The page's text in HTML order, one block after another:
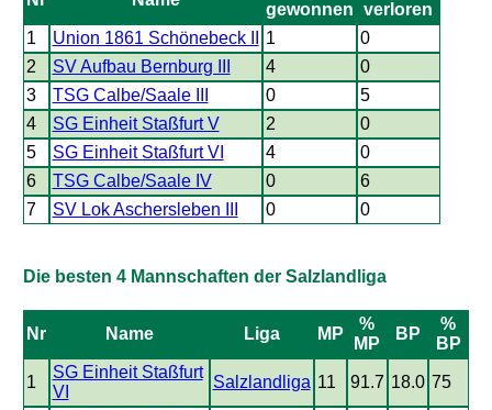
gewonnen
verloren
1
Union 1861 Schönebeck II 1
0
2
SV Aufbau Bernburg III 4
0
3
TSG Calbe/Saale III 0
5
4
SG Einheit Staßfurt V 2
0
5
SG Einheit Staßfurt VI 4
0
6
TSG Calbe/Saale IV 0
6
7
SV Lok Aschersleben III 0 0
Die besten 4 Mannschaften der Salzlandliga
Nr Name Liga MP
%
MP
BP
%
BP
1
SG Einheit Staßfurt
VI
Salzlandliga 11 91.7 18.0 75